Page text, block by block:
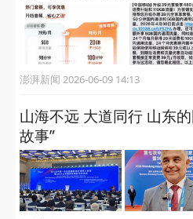
澎湃新闻 2026-06-09 14:13
山海不远 大道同行 山东
故事”